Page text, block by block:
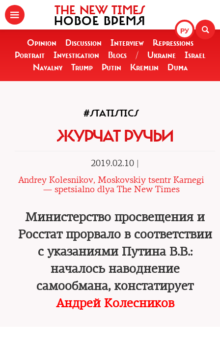
РУ
THE NEW TIMES
НОВОЕ ВРЕМЯ
Opinion Discussion Interview
Repressions
Portrait
Investigation Blogs / Ukraine
Israel
Navalny
Trump Putin Kremlin Duma
#STATISTICS
ЖУРЧАТ РУЧЬИ
2019.02.10 |
Andrey Kolesnikov, Moskovskiy tsentr Karnegi
— spetsialno dlya The New Times
Министерство просвещения и
Росстат прорвало в соответствии
с указаниями Путина В.В.:
началось наводнение
самообмана, констатирует
Андрей Колесников